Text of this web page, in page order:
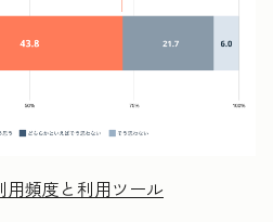
用頻度と利用ツール